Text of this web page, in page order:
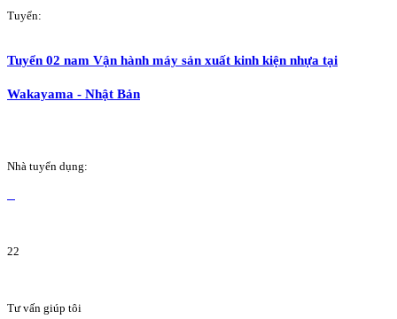
Tuyển:
Tuyển 02 nam Vận hành máy sản xuất kinh kiện nhựa tại
Wakayama - Nhật Bản
Nhà tuyển dụng:
22
Tư vấn giúp tôi